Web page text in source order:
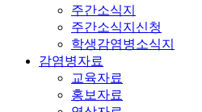
주간소식지
주간소식지신청
학생감염병소식지
감염병자료
교육자료
홍보자료